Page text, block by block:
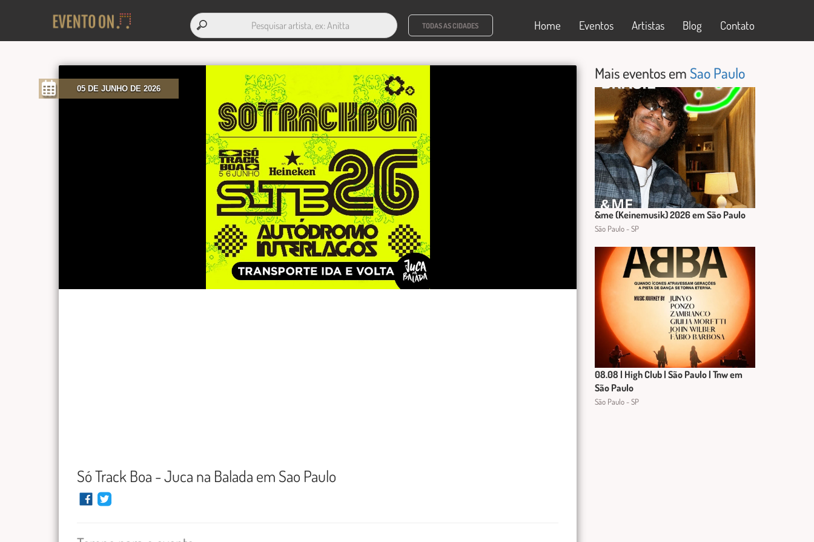
TODAS AS CIDADES Home Eventos Artistas Blog Contato
05 DE JUNHO DE 2026
Só Track Boa - Juca na Balada em Sao Paulo
Mais eventos emSao Paulo
&me (Keinemusik) 2026 em São Paulo
São Paulo - SP
08.08 | High Club | São Paulo | Tnw em
São Paulo
São Paulo - SP